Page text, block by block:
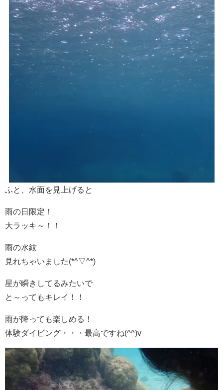
ふと、水面を見上げると
雨の日限定！
大ラッキ～！！
雨の水紋
見れちゃいました(*^▽^*)
星が瞬きしてるみたいで
と～ってもキレイ！！
雨が降っても楽しめる！
体験ダイビング・・・最高ですね(^^)v